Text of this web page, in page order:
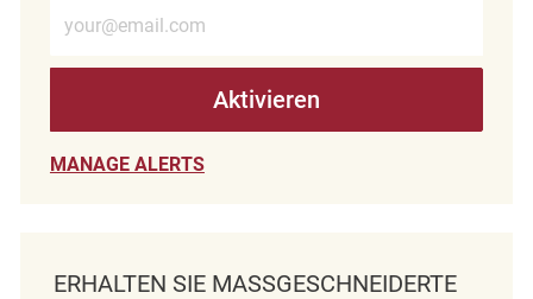
Aktivieren
MANAGE ALERTS
ERHALTEN SIE MASSGESCHNEIDERTE J